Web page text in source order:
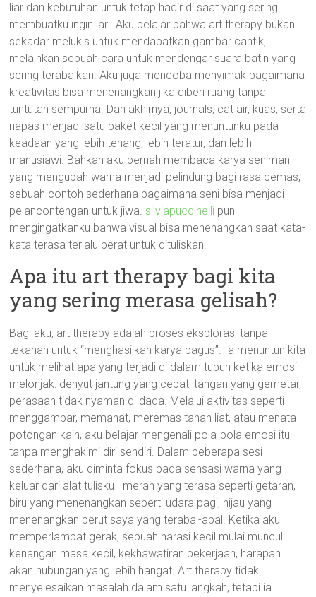
liar dan kebutuhan untuk tetap hadir di saat yang sering
membuatku ingin lari. Aku belajar bahwa art therapy bukan
sekadar melukis untuk mendapatkan gambar cantik,
melainkan sebuah cara untuk mendengar suara batin yang
sering terabaikan. Aku juga mencoba menyimak bagaimana
kreativitas bisa menenangkan jika diberi ruang tanpa
tuntutan sempurna. Dan akhirnya, journals, cat air, kuas, serta
napas menjadi satu paket kecil yang menuntunku pada
keadaan yang lebih tenang, lebih teratur, dan lebih
manusiawi. Bahkan aku pernah membaca karya seniman
yang mengubah warna menjadi pelindung bagi rasa cemas;
sebuah contoh sederhana bagaimana seni bisa menjadi
pelancontengan untuk jiwa. silviapuccinelli pun
mengingatkanku bahwa visual bisa menenangkan saat kata-
kata terasa terlalu berat untuk dituliskan.
Apa itu art therapy bagi kita
yang sering merasa gelisah?
Bagi aku, art therapy adalah proses eksplorasi tanpa
tekanan untuk “menghasilkan karya bagus”. Ia menuntun kita
untuk melihat apa yang terjadi di dalam tubuh ketika emosi
melonjak: denyut jantung yang cepat, tangan yang gemetar,
perasaan tidak nyaman di dada. Melalui aktivitas seperti
menggambar, memahat, meremas tanah liat, atau menata
potongan kain, aku belajar mengenali pola-pola emosi itu
tanpa menghakimi diri sendiri. Dalam beberapa sesi
sederhana, aku diminta fokus pada sensasi warna yang
keluar dari alat tulisku—merah yang terasa seperti getaran,
biru yang menenangkan seperti udara pagi, hijau yang
menenangkan perut saya yang terabal-abal. Ketika aku
memperlambat gerak, sebuah narasi kecil mulai muncul:
kenangan masa kecil, kekhawatiran pekerjaan, harapan
akan hubungan yang lebih hangat. Art therapy tidak
menyelesaikan masalah dalam satu langkah, tetapi ia